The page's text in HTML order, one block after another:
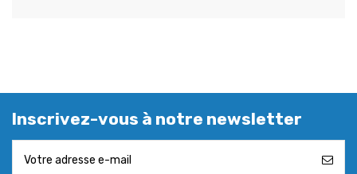
Inscrivez-vous à notre newsletter